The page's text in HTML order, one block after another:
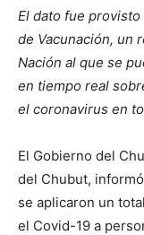
El dato fue
de Vacunación, un
Nación al que se
en tiempo real
el coronavirus en
El Gobierno del
del Chubut,
se aplicaron un
el Covid-19 a